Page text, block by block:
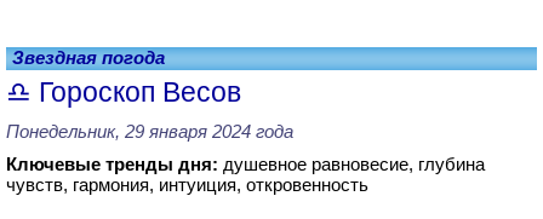
Звездная погода
Гороскоп Весов
Понедельник, 29 января 2024 года
Ключевые тренды дня: душевное равновесие, глубина
чувств, гармония, интуиция, откровенность